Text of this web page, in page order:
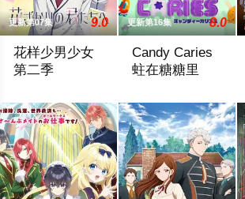
更新第07集 9.0
花样少男少女
第二季
更新第16集 8.0
Candy Caries
蛀在糖糖里